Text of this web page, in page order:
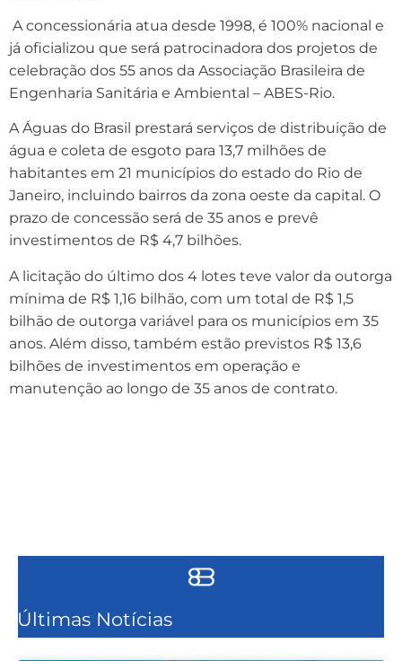
A concessionária atua desde 1998, é 100% nacional e
já oficializou que será patrocinadora dos projetos de
celebração dos 55 anos da Associação Brasileira de
Engenharia Sanitária e Ambiental – ABES-Rio.
A Águas do Brasil prestará serviços de distribuição de
água e coleta de esgoto para 13,7 milhões de
habitantes em 21 municípios do estado do Rio de
Janeiro, incluindo bairros da zona oeste da capital. O
prazo de concessão será de 35 anos e prevê
investimentos de R$ 4,7 bilhões.
A licitação do último dos 4 lotes teve valor da outorga
mínima de R$ 1,16 bilhão, com um total de R$ 1,5
bilhão de outorga variável para os municípios em 35
anos. Além disso, também estão previstos R$ 13,6
bilhões de investimentos em operação e
manutenção ao longo de 35 anos de contrato.
Últimas Notícias